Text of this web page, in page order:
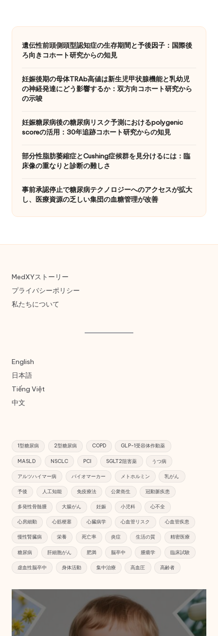
遺伝性前頭側頭型認知症の生存期間と予後因子：国際後
ろ向きコホート研究からの知見
妊娠後期の母体TRAb高値は新生児甲状腺機能と乳幼児
の神経発達にどう影響するか：双方向コホート研究から
の示唆
妊娠糖尿病後の糖尿病リスク予測におけるpolygenic
scoreの活用：30年追跡コホート研究からの知見
部分性脂肪萎縮症とCushing症候群を見分けるには：臨
床像の重なりと診断の難しさ
事前承認停止で糖尿病テクノロジーへのアクセスが拡大
し、医療資源の乏しい集団の血糖管理が改善
MedXYストーリー
プライバシーポリシー
私たちについて
English
日本語
Tiếng Việt
中文
1型糖尿病 2型糖尿病 COPD GLP-1受容体作動薬
MASLD NSCLC PCI SGLT2阻害薬 うつ病
アルツハイマー病 バイオマーカー メトホルミン 乳がん
予後 人工知能 免疫療法 公衆衛生 冠動脈疾患
多発性骨髄腫 大腸がん 妊娠 小児科 心不全
心房細動 心筋梗塞 心臓病学 心血管リスク 心血管疾患
慢性腎臓病 栄養 死亡率 炎症 生活の質 精密医療
糖尿病 肝細胞がん 肥満 脳卒中 腫瘍学 臨床試験
虚血性脳卒中 身体活動 集中治療 高血圧 高齢者